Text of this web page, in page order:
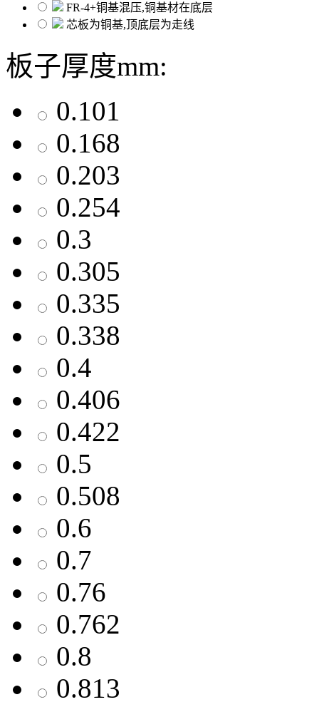
FR-4+铜基混压,铜基材在底层
芯板为铜基,顶底层为走线
板子厚度mm:
0.101
0.168
0.203
0.254
0.3
0.305
0.335
0.338
0.4
0.406
0.422
0.5
0.508
0.6
0.7
0.76
0.762
0.8
0.813